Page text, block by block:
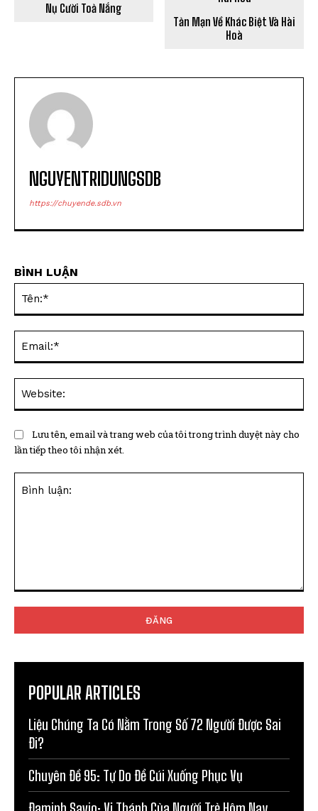
Nụ Cười Toả Nắng
Tản Mạn Về Khác Biệt Và Hài
Hoà
NGUYENTRIDUNGSDB
https://chuyende.sdb.vn
BÌNH LUẬN
Lưu tên, email và trang web của tôi trong trình duyệt này cho
lần tiếp theo tôi nhận xét.
POPULAR ARTICLES
Liệu Chúng Ta Có Nằm Trong Số 72 Người Được Sai
Đi?
Chuyên Đề 95: Tự Do Để Cúi Xuống Phục Vụ